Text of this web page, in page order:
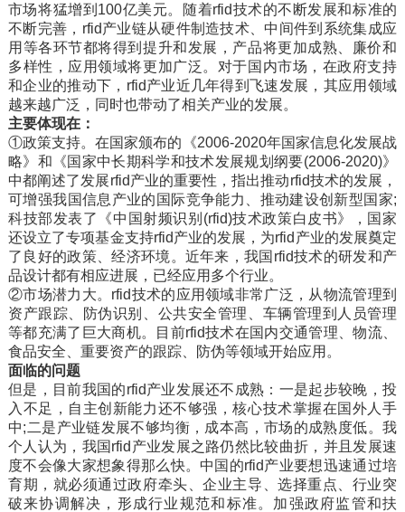
市场将猛增到100亿美元。随着rfid技术的不断发展和标准的
不断完善，rfid产业链从硬件制造技术、中间件到系统集成应
用等各环节都将得到提升和发展，产品将更加成熟、廉价和
多样性，应用领域将更加广泛。对于国内市场，在政府支持
和企业的推动下，rfid产业近几年得到飞速发展，其应用领域
越来越广泛，同时也带动了相关产业的发展。
主要体现在：
①政策支持。在国家颁布的《2006-2020年国家信息化发展战
略》和《国家中长期科学和技术发展规划纲要(2006-2020)》
中都阐述了发展rfid产业的重要性，指出推动rfid技术的发展，
可增强我国信息产业的国际竞争能力、推动建设创新型国家;
科技部发表了《中国射频识别(rfid)技术政策白皮书》，国家
还设立了专项基金支持rfid产业的发展，为rfid产业的发展奠定
了良好的政策、经济环境。近年来，我国rfid技术的研发和产
品设计都有相应进展，已经应用多个行业。
②市场潜力大。rfid技术的应用领域非常广泛，从物流管理到
资产跟踪、防伪识别、公共安全管理、车辆管理到人员管理
等都充满了巨大商机。目前rfid技术在国内交通管理、物流、
食品安全、重要资产的跟踪、防伪等领域开始应用。
面临的问题
但是，目前我国的rfid产业发展还不成熟：一是起步较晚，投
入不足，自主创新能力还不够强，核心技术掌握在国外人手
中;二是产业链发展不够均衡，成本高，市场的成熟度低。我
个人认为，我国rfid产业发展之路仍然比较曲折，并且发展速
度不会像大家想象得那么快。中国的rfid产业要想迅速通过培
育期，就必须通过政府牵头、企业主导、选择重点、行业突
破来协调解决，形成行业规范和标准。加强政府监管和扶